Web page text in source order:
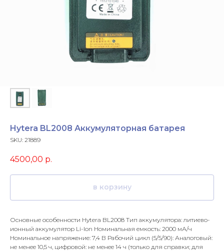
Hytera BL2008 Аккумуляторная батарея
SKU: 21889
4500,00 р.
в корзину
Основные особенности Hytera BL2008 Тип аккумулятора: литиево-
ионный аккумулятор Li-Ion Номинальная емкость: 2000 мА/ч
Номинальное напряжение: 7,4 В Рабочий цикл (5/5/90): Аналоговый:
не менее 10,5 ч, цифровой: не менее 14 ч (только для справки; для